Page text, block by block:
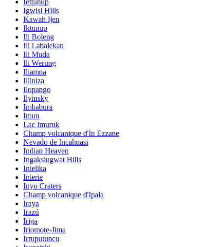
Igwisi Hills
Kawah Ijen
Iktunup
Ili Boleng
Ili Labalekan
Ili Muda
Ili Werung
Iliamna
Illiniza
Ilopango
Ilyinsky
Imbabura
Imun
Lac Imuruk
Champ volcanique d'In Ezzane
Nevado de Incahuasi
Indian Heaven
Ingakslugwat Hills
Inielika
Inierie
Inyo Craters
Champ volcanique d'Ipala
Iraya
Irazú
Iriga
Iriomote-Jima
Irruputuncu